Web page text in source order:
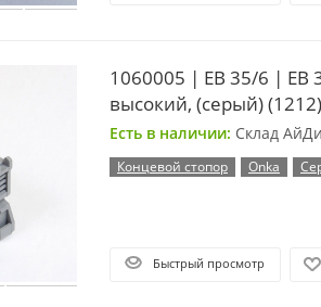
1060005 | EB 35/6 | EB
высокий, (серый)
Есть в наличии: Склад АйДи
Концевой стопор Onka
Быстрый просмотр